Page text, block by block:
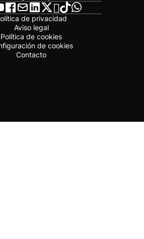
de privacidad
Aviso legal
Política de cookies
de cookies
Contacto